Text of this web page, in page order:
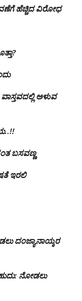
ಹೆಚ್ಚಿದ‌ ವಿರೋಧ
ಅಳುವ
ಬಸವಣ್ಣ
ಇರಲಿ
ದಂಜ್ಯಾನಾಯ್ಕರ
ನೋಡಲು